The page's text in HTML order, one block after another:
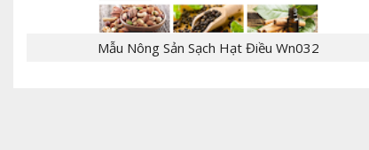
Mẫu Nông Sản Sạch Hạt Điều Wn032